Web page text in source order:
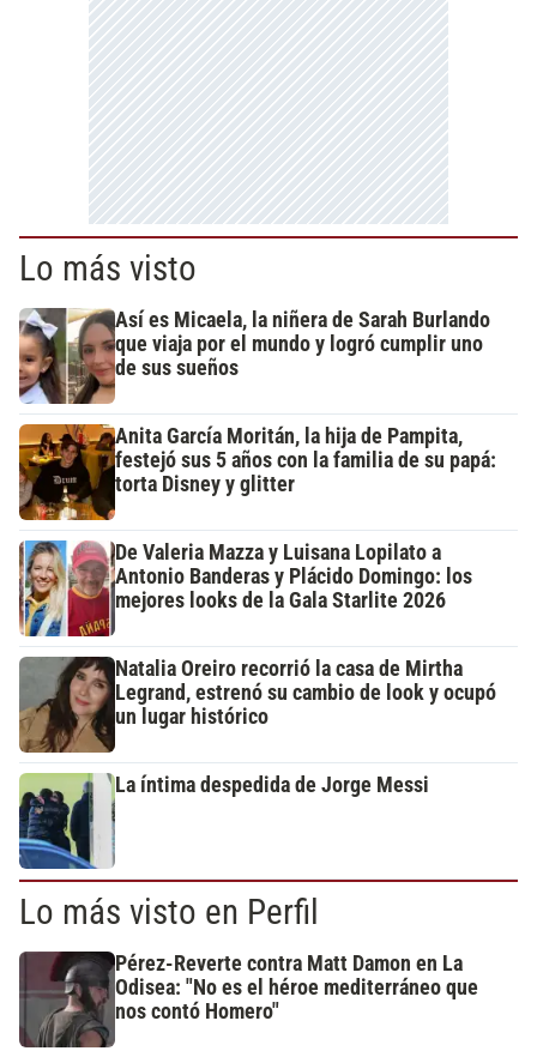
Lo más visto
Así es Micaela, la niñera de Sarah Burlando
que viaja por el mundo y logró cumplir uno
de sus sueños
Anita García Moritán, la hija de Pampita,
festejó sus 5 años con la familia de su papá:
torta Disney y glitter
De Valeria Mazza y Luisana Lopilato a
Antonio Banderas y Plácido Domingo: los
mejores looks de la Gala Starlite 2026
Natalia Oreiro recorrió la casa de Mirtha
Legrand, estrenó su cambio de look y ocupó
un lugar histórico
La íntima despedida de Jorge Messi
Lo más visto en Perfil
Pérez-Reverte contra Matt Damon en La
Odisea: "No es el héroe mediterráneo que
nos contó Homero"